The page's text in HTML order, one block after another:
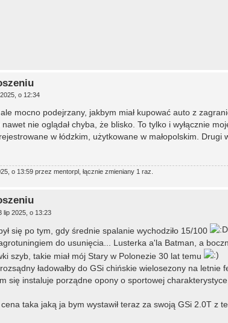
o 12:34
mocno podejrzany, jakbym miał kupować auto z
nie oglądał chyba, że blisko. To tylko i wyłącznie
w łódzkim, użytkowane w małopolskim.
o 13:59 przez mentorpl , łącznie zmieniany 1 raz.
lip 2025, o 13:23
się po tym, gdy średnie spalanie wychodziło 15/100
do usunięcia... Lusterka a'la Batman, a
szyb, takie miał mój Stary w Polonezie 30 lat temu
ładowałby do GSi chińskie wielosezony na
się instaluje porządne opony o sportowej
taka jaką ja bym wystawił teraz za swoją GSi 2.0T z